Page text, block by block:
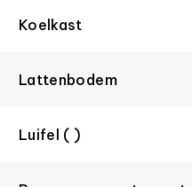
Koelkast
Lattenbodem
Luifel ( )